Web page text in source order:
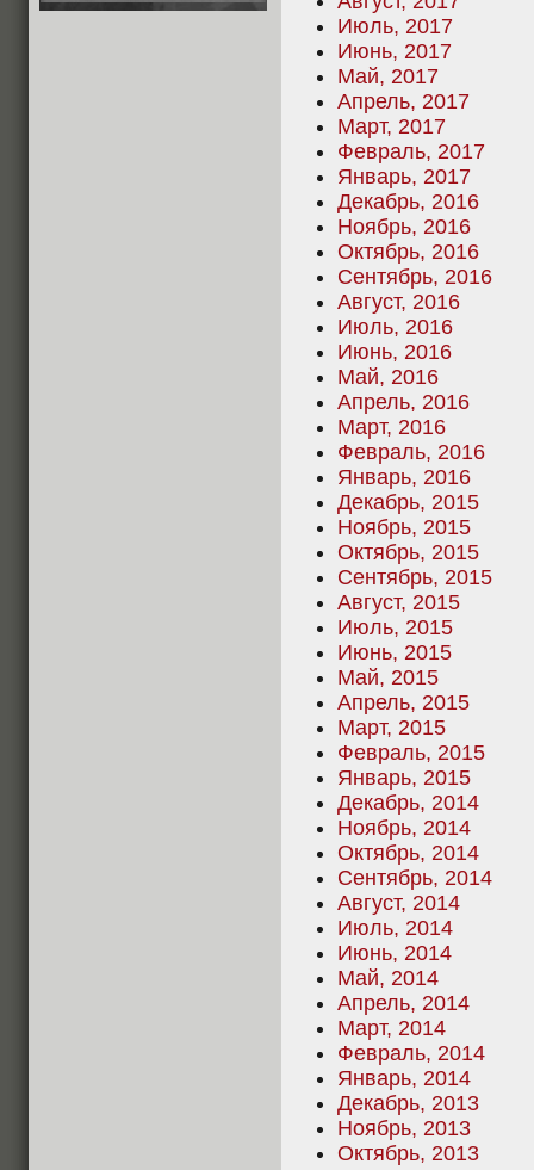
Июль, 2017
Июнь, 2017
Май, 2017
Апрель, 2017
Март, 2017
Февраль, 2017
Январь, 2017
Декабрь, 2016
Ноябрь, 2016
Октябрь, 2016
Сентябрь, 2016
Август, 2016
Июль, 2016
Июнь, 2016
Май, 2016
Апрель, 2016
Март, 2016
Февраль, 2016
Январь, 2016
Декабрь, 2015
Ноябрь, 2015
Октябрь, 2015
Сентябрь, 2015
Август, 2015
Июль, 2015
Июнь, 2015
Май, 2015
Апрель, 2015
Март, 2015
Февраль, 2015
Январь, 2015
Декабрь, 2014
Ноябрь, 2014
Октябрь, 2014
Сентябрь, 2014
Август, 2014
Июль, 2014
Июнь, 2014
Май, 2014
Апрель, 2014
Март, 2014
Февраль, 2014
Январь, 2014
Декабрь, 2013
Ноябрь, 2013
Октябрь, 2013